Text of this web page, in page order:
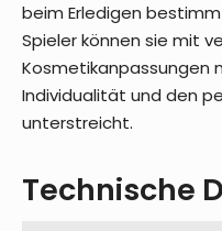
beim Erledigen
Spieler können sie mit
Kosmetikanpassungen
Individualität und den
unterstreicht.
Technische